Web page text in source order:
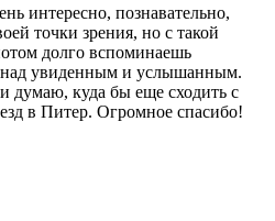
интересно, познавательно,
точки зрения, но с такой
долго вспоминаешь
увиденным и услышанным.
думаю, куда бы еще сходить с
в Питер. Огромное спасибо!